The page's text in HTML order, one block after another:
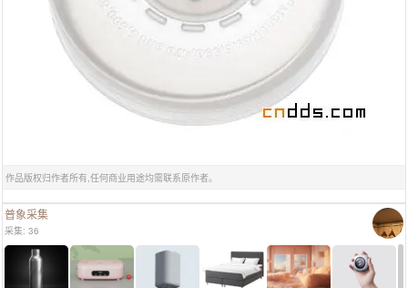
作品版权归作者所有,任何商业用途均需联系原作者。
普象采集
采集: 36